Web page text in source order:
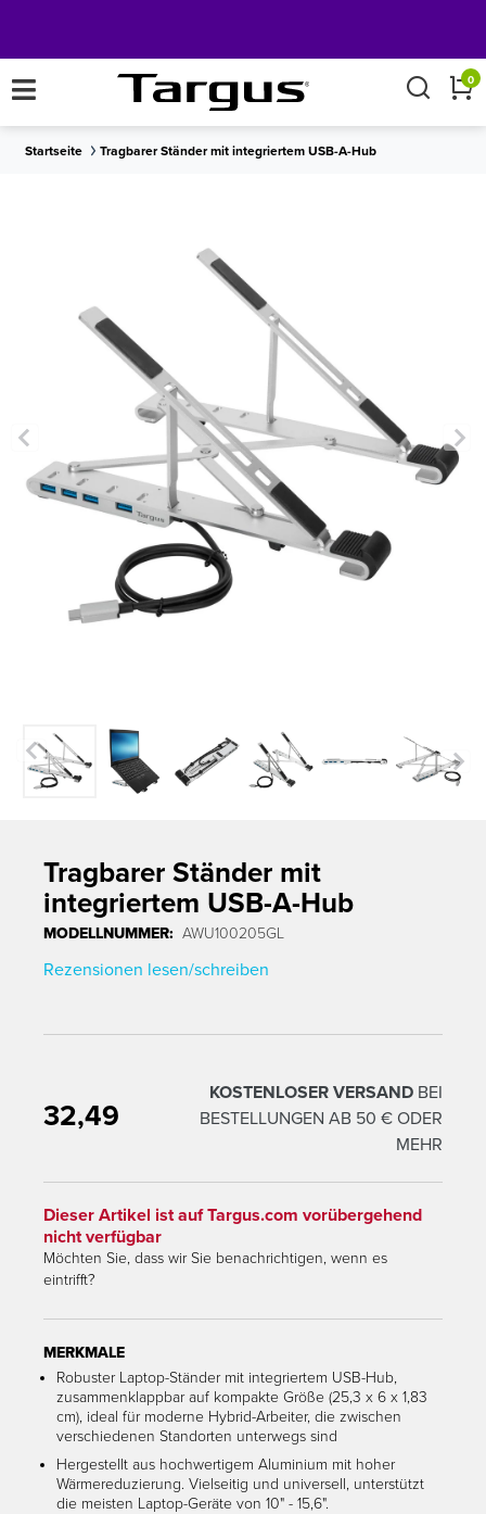
KOSTENLOSER VERSAND
× 0
Startseite Tragbarer Ständer mit integriertem USB-A-Hub
Previous Next
Tragbarer Ständer mit
integriertem USB-A-Hub
MODELLNUMMER: AWU100205GL
Rezensionen lesen/schreiben
Übersetzung fehlt: en.products.product.regular_price
32,49
KOSTENLOSER VERSAND BEI
BESTELLUNGEN AB 50 € ODER
MEHR
Dieser Artikel ist auf Targus.com vorübergehend
nicht verfügbar
Möchten Sie, dass wir Sie benachrichtigen, wenn es
eintrifft?
MERKMALE
Robuster Laptop-Ständer mit integriertem USB-Hub,
zusammenklappbar auf kompakte Größe (25,3 x 6 x 1,83
cm), ideal für moderne Hybrid-Arbeiter, die zwischen
verschiedenen Standorten unterwegs sind
Hergestellt aus hochwertigem Aluminium mit hoher
Wärmereduzierung. Vielseitig und universell, unterstützt
die meisten Laptop-Geräte von 10" - 15,6".